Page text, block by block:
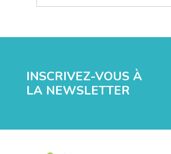
INSCRIVEZ-VOUS À
LA NEWSLETTER